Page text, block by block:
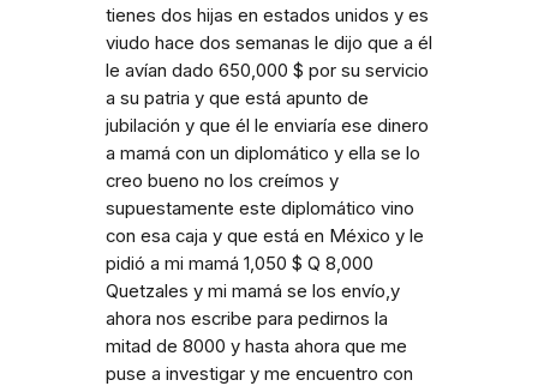
tienes dos hijas en estados unidos y es
viudo hace dos semanas le dijo que a él
le avían dado 650,000 $ por su servicio
a su patria y que está apunto de
jubilación y que él le enviaría ese dinero
a mamá con un diplomático y ella se lo
creo bueno no los creímos y
supuestamente este diplomático vino
con esa caja y que está en México y le
pidió a mi mamá 1,050 $ Q 8,000
Quetzales y mi mamá se los envío,y
ahora nos escribe para pedirnos la
mitad de 8000 y hasta ahora que me
puse a investigar y me encuentro con